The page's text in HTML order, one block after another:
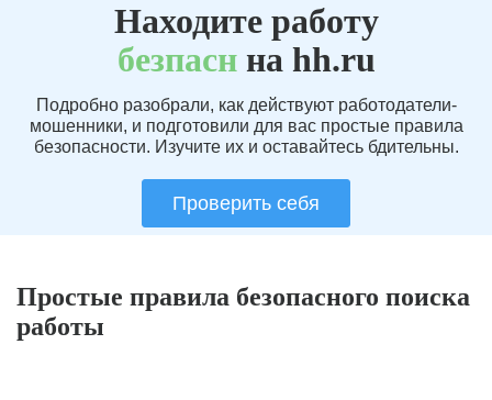
Находите работу
безпаснна hh.ru
Подробно разобрали, как действуют работодатели-
мошенники, и подготовили для вас простые правила
безопасности. Изучите их и оставайтесь бдительны.
Проверить себя
Простые правила безопасного поиска
работы